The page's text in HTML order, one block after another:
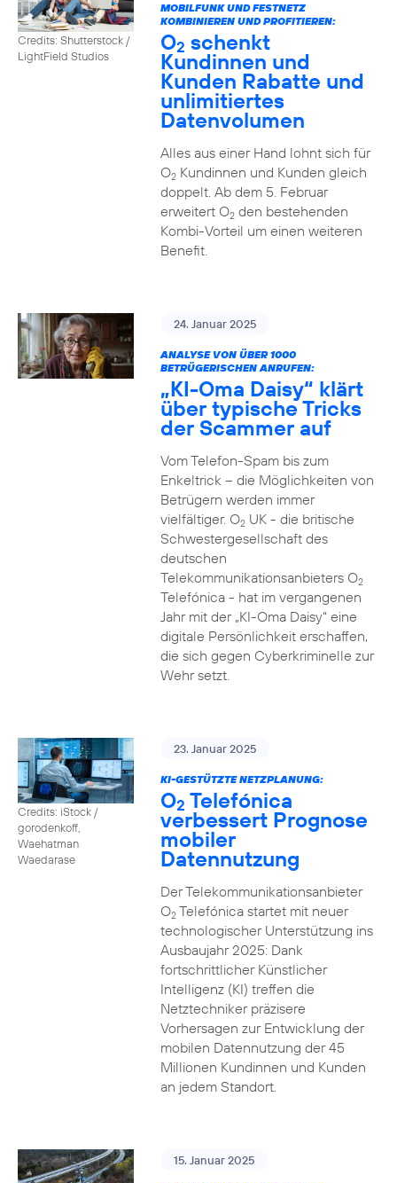
Credits: Shutterstock /
LightField Studios
MOBILFUNK UND FESTNETZ
KOMBINIEREN UND PROFITIEREN:
O2 schenkt
Kundinnen und
Kunden Rabatte und
unlimitiertes
Datenvolumen
Alles aus einer Hand lohnt sich für
O2Kundinnen und Kunden gleich
doppelt. Ab dem 5. Februar
erweitert O2den bestehenden
Kombi-Vorteil um einen weiteren
Benefit.
24. Januar 2025
ANALYSE VON ÜBER 1000
BETRÜGERISCHEN ANRUFEN:
„KI-Oma Daisy“ klärt
über typische Tricks
der Scammer auf
Vom Telefon-Spam bis zum
Enkeltrick – die Möglichkeiten von
Betrügern werden immer
vielfältiger. O2UK - die britische
Schwestergesellschaft des
deutschen
Telekommunikationsanbieters O2
Telefónica - hat im vergangenen
Jahr mit der „KI-Oma Daisy“ eine
digitale Persönlichkeit erschaffen,
die sich gegen Cyberkriminelle zur
Wehr setzt.
Credits: iStock /
gorodenkoff,
Waehatman
Waedarase
23. Januar 2025
KI-GESTÜTZTE NETZPLANUNG:
O2 Telefónica
verbessert Prognose
mobiler
Datennutzung
Der Telekommunikationsanbieter
O2Telefónica startet mit neuer
technologischer Unterstützung ins
Ausbaujahr 2025: Dank
fortschrittlicher Künstlicher
Intelligenz (KI) treffen die
Netztechniker präzisere
Vorhersagen zur Entwicklung der
mobilen Datennutzung der 45
Millionen Kundinnen und Kunden
an jedem Standort.
15. Januar 2025